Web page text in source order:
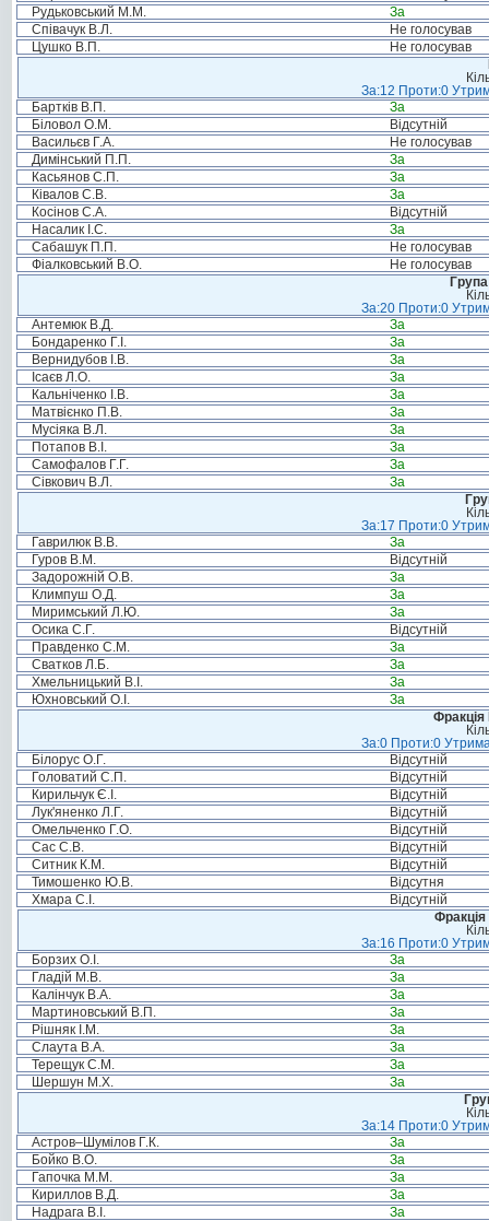
Рудьковський М.М.
За
Співачук В.Л.
Не голосував
Цушко В.П.
Не голосував
За:12 Проти:0
Бартків В.П.
За
Біловол О.М.
Відсутній
Васильєв Г.А.
Не голосував
Димінський П.П.
За
Касьянов С.П.
За
Ківалов С.В.
За
Косінов С.А.
Відсутній
Насалик І.С.
За
Сабашук П.П.
Не голосував
Фіалковський В.О.
Не голосував
За:20 Проти:0
Антемюк В.Д.
За
Бондаренко Г.І.
За
Вернидубов І.В.
За
Ісаєв Л.О.
За
Кальніченко І.В.
За
Матвієнко П.В.
За
Мусіяка В.Л.
За
Потапов В.І.
За
Самофалов Г.Г.
За
Сівкович В.Л.
За
За:17 Проти:0
Гаврилюк В.В.
За
Гуров В.М.
Відсутній
Задорожній О.В.
За
Климпуш О.Д.
За
Миримський Л.Ю.
За
Осика С.Г.
Відсутній
Правденко С.М.
За
Сватков Л.Б.
За
Хмельницький В.І.
За
Юхновський О.І.
За
За:0 Проти:0
Білорус О.Г.
Відсутній
Головатий С.П.
Відсутній
Кирильчук Є.І.
Відсутній
Лук'яненко Л.Г.
Відсутній
Омельченко Г.О.
Відсутній
Сас С.В.
Відсутній
Ситник К.М.
Відсутній
Тимошенко Ю.В.
Відсутня
Хмара С.І.
Відсутній
Фракція
За:16 Проти:0
Борзих О.І.
За
Гладій М.В.
За
Калінчук В.А.
За
Мартиновський В.П.
За
Рішняк І.М.
За
Слаута В.А.
За
Терещук С.М.
За
Шершун М.Х.
За
За:14 Проти:0
Астров–Шумілов Г.К.
За
Бойко В.О.
За
Гапочка М.М.
За
Кириллов В.Д.
За
Надрага В.І.
За